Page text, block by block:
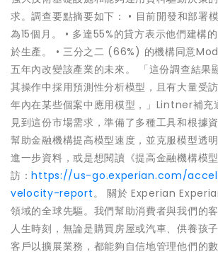
求。調查要點摘要如下： • 目前開發和部署
為15個月。 • 多達55%的貸方表示他們建構
於生產。 • 三分之二 (66%) 的機構同意
五年內改變該產業的未來。 「這份調查結果
其操作中採用預測性分析模型，且有大量受
年內在某些個案中應用模型，」Lintner補
見到這份市場需求，準備了多種工具和根據
幫助金融機構提高模型速度，並克服模型透
進一步資料，或是想閱讀《提高金融機構模
訪：https://us-go.experian.com/
velocity-report。 關於 Experian
領域的全球先驅。我們幫助消費者與我們的
人生時刻，無論是購買房屋或汽車、供養孩
客戶以擴展業務，都能夠自信地管理他們的